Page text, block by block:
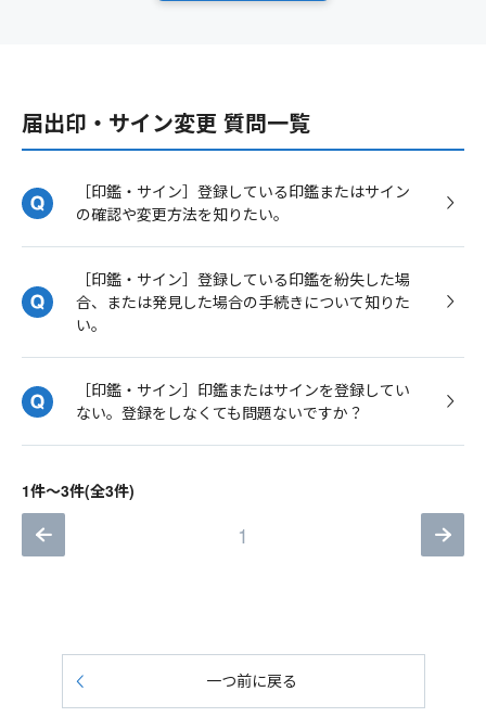
届出印・サイン変更 質問一覧
［印鑑・サイン］登録している印鑑またはサイン
の確認や変更方法を知りたい。
［印鑑・サイン］登録している印鑑を紛失した場
合、または発見した場合の手続きについて知りた
い。
［印鑑・サイン］印鑑またはサインを登録してい
ない。登録をしなくても問題ないですか？
1件～3件(全3件)
1
一つ前に戻る